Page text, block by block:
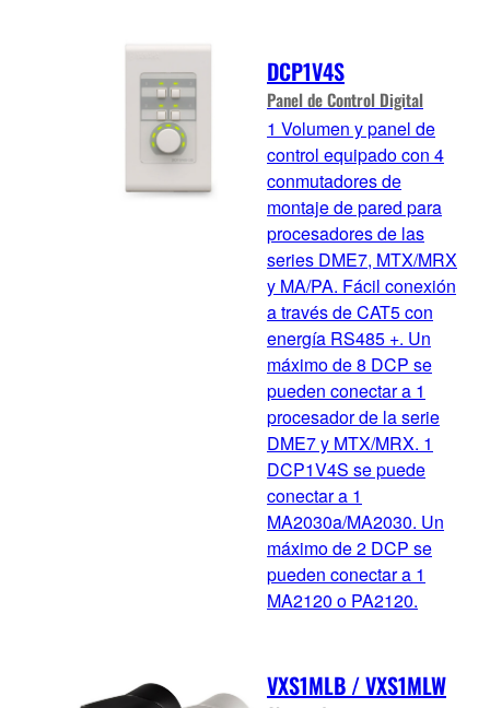
DCP1V4S
Panel de Control Digital
1 Volumen y panel de
control equipado con 4
conmutadores de
montaje de pared para
procesadores de las
series DME7, MTX/MRX
y MA/PA. Fácil conexión
a través de CAT5 con
energía RS485 +. Un
máximo de 8 DCP se
pueden conectar a 1
procesador de la serie
DME7 y MTX/MRX. 1
DCP1V4S se puede
conectar a 1
MA2030a/MA2030. Un
máximo de 2 DCP se
pueden conectar a 1
MA2120 o PA2120.
VXS1MLB / VXS1MLW